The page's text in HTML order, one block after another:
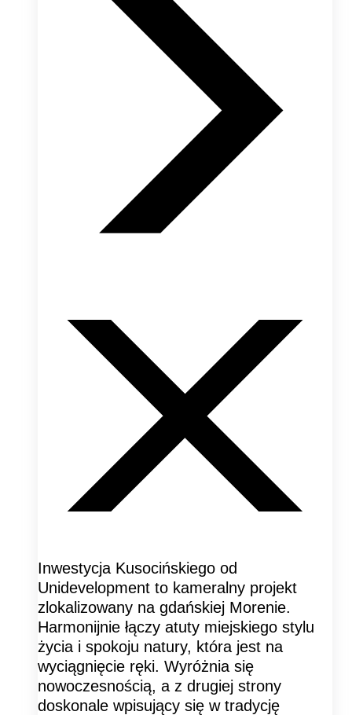
Inwestycja Kusocińskiego od
Unidevelopment to kameralny projekt
zlokalizowany na gdańskiej Morenie.
Harmonijnie łączy atuty miejskiego stylu
życia i spokoju natury, która jest na
wyciągnięcie ręki. Wyróżnia się
nowoczesnością, a z drugiej strony
doskonale wpisujący się w tradycję